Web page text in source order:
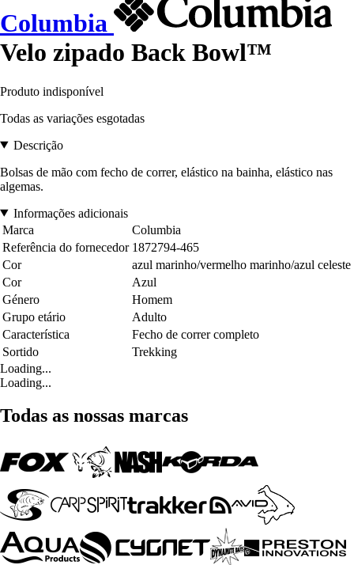
Columbia
Velo zipado Back Bowl™
Produto indisponível
Todas as variações esgotadas
Descrição
Bolsas de mão com fecho de correr, elástico na bainha, elástico nas
algemas.
Informações adicionais
Marca
Columbia
Referência do fornecedor 1872794-465
Cor
azul marinho/vermelho marinho/azul celeste
Cor
Azul
Género
Homem
Grupo etário
Adulto
Característica
Fecho de correr completo
Sortido
Trekking
Loading...
Loading...
Todas as nossas marcas